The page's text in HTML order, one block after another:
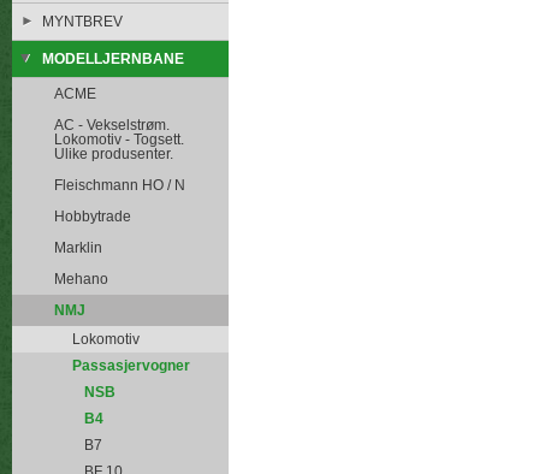
MYNTBREV
MODELLJERNBANE
ACME
AC - Vekselstrøm.
Lokomotiv - Togsett.
Ulike produsenter.
Fleischmann HO / N
Hobbytrade
Marklin
Mehano
NMJ
Lokomotiv
Passasjervogner
NSB
B4
B7